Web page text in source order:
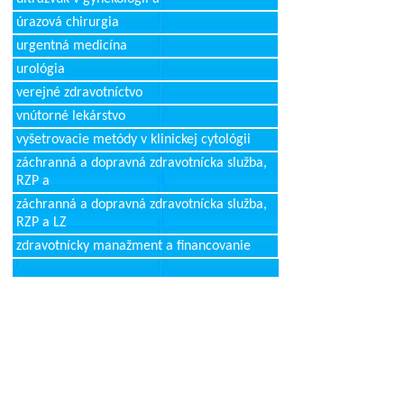
úrazová chirurgia
urgentná medicína
urológia
verejné zdravotníctvo
vnútorné lekárstvo
vyšetrovacie metódy v klinickej cytológii
záchranná a dopravná zdravotnícka služba,
RZP a
záchranná a dopravná zdravotnícka služba,
RZP a LZ
zdravotnícky manažment a financovanie